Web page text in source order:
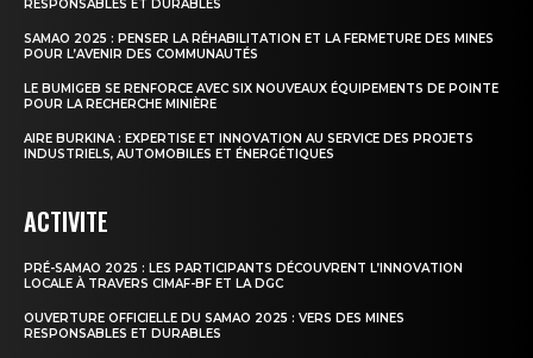
RESPONSABLES ET DURABLES
SAMAO 2025 : PENSER LA RÉHABILITATION ET LA FERMETURE DES MINES
POUR L’AVENIR DES COMMUNAUTÉS
LE BUMIGEB SE RENFORCE AVEC SIX NOUVEAUX ÉQUIPEMENTS DE POINTE
POUR LA RECHERCHE MINIÈRE
AIRE BURKINA : EXPERTISE ET INNOVATION AU SERVICE DES PROJETS
INDUSTRIELS, AUTOMOBILES ET ÉNERGÉTIQUES
ACTIVITE
PRÉ-SAMAO 2025 : LES PARTICIPANTS DÉCOUVRENT L’INNOVATION
LOCALE À TRAVERS CIMAF-BF ET LA DGC
OUVERTURE OFFICIELLE DU SAMAO 2025 : VERS DES MINES
RESPONSABLES ET DURABLES